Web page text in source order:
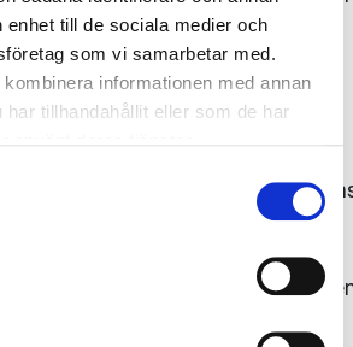
enhet till de sociala medier och
som vi samarbetar med.
informationen med annan
har tillhandahållit eller som de har
respektive
fotograf.
Källan ska
uppges,
fotografens/